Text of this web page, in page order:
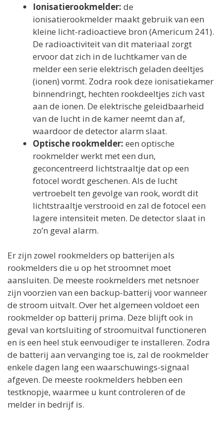
Ionisatierookmelder: de
ionisatierookmelder maakt gebruik van een
kleine licht-radioactieve bron (Americum 241).
De radioactiviteit van dit materiaal zorgt
ervoor dat zich in de luchtkamer van de
melder een serie elektrisch geladen deeltjes
(ionen) vormt. Zodra rook deze ionisatiekamer
binnendringt, hechten rookdeeltjes zich vast
aan de ionen. De elektrische geleidbaarheid
van de lucht in de kamer neemt dan af,
waardoor de detector alarm slaat.
Optische rookmelder: een optische
rookmelder werkt met een dun,
geconcentreerd lichtstraaltje dat op een
fotocel wordt geschenen. Als de lucht
vertroebelt ten gevolge van rook, wordt dit
lichtstraaltje verstrooid en zal de fotocel een
lagere intensiteit meten. De detector slaat in
zo’n geval alarm.
Er zijn zowel rookmelders op batterijen als
rookmelders die u op het stroomnet moet
aansluiten. De meeste rookmelders met netsnoer
zijn voorzien van een backup-batterij voor wanneer
de stroom uitvalt. Over het algemeen voldoet een
rookmelder op batterij prima. Deze blijft ook in
geval van kortsluiting of stroomuitval functioneren
en is een heel stuk eenvoudiger te installeren. Zodra
de batterij aan vervanging toe is, zal de rookmelder
enkele dagen lang een waarschuwings-signaal
afgeven. De meeste rookmelders hebben een
testknopje, waarmee u kunt controleren of de
melder in bedrijf is.